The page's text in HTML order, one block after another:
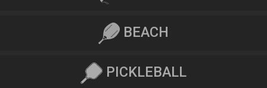
BEACH
PICKLEBALL